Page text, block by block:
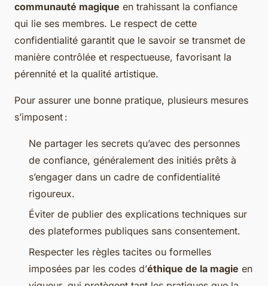
communauté magique en trahissant la confiance
qui lie ses membres. Le respect de cette
confidentialité garantit que le savoir se transmet de
manière contrôlée et respectueuse, favorisant la
pérennité et la qualité artistique.
Pour assurer une bonne pratique, plusieurs mesures
s’imposent :
Ne partager les secrets qu’avec des personnes
de confiance, généralement des initiés prêts à
s’engager dans un cadre de confidentialité
rigoureux.
Éviter de publier des explications techniques sur
des plateformes publiques sans consentement.
Respecter les règles tacites ou formelles
imposées par les codes d’éthique de la magie en